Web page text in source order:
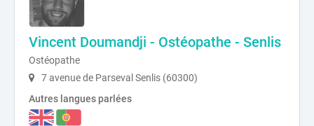
Vincent Doumandji - Ostéopathe - Senlis
Ostéopathe
7 avenue de Parseval Senlis (60300)
Autres langues parlées